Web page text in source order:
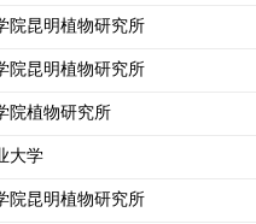
院昆明植物研究所
院昆明植物研究所
院植物研究所
大学
院昆明植物研究所